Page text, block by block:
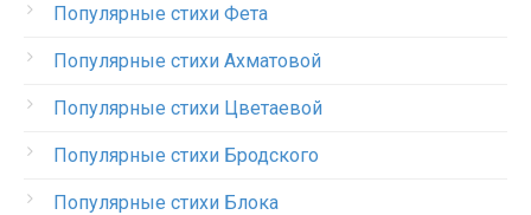
Популярные стихи Фета
Популярные стихи Ахматовой
Популярные стихи Цветаевой
Популярные стихи Бродского
Популярные стихи Блока